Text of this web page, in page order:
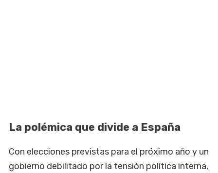
La polémica que divide a España
Con elecciones previstas para el próximo año y un
gobierno debilitado por la tensión política interna,